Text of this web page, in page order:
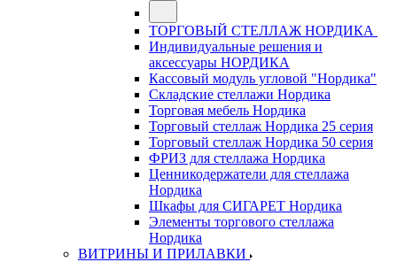
ТОРГОВЫЙ СТЕЛЛАЖ НОРДИКА
Индивидуальные решения и
аксессуары НОРДИКА
Кассовый модуль угловой "Нордика"
Складские стеллажи Нордика
Торговая мебель Нордика
Торговый стеллаж Нордика 25 серия
Торговый стеллаж Нордика 50 серия
ФРИЗ для стеллажа Нордика
Ценникодержатели для стеллажа
Нордика
Шкафы для СИГАРЕТ Нордика
Элементы торгового стеллажа
Нордика
ВИТРИНЫ И ПРИЛАВКИ